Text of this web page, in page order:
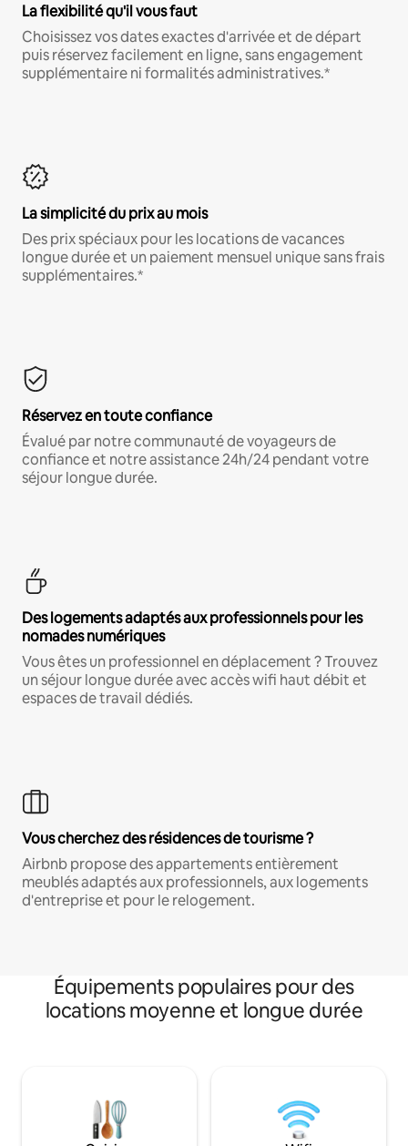
La flexibilité qu'il vous faut
Choisissez vos dates exactes d'arrivée et de départ
puis réservez facilement en ligne, sans engagement
supplémentaire ni formalités administratives.*
La simplicité du prix au mois
Des prix spéciaux pour les locations de vacances
longue durée et un paiement mensuel unique sans frais
supplémentaires.*
Réservez en toute confiance
Évalué par notre communauté de voyageurs de
confiance et notre assistance 24h/24 pendant votre
séjour longue durée.
Des logements adaptés aux professionnels pour les
nomades numériques
Vous êtes un professionnel en déplacement ? Trouvez
un séjour longue durée avec accès wifi haut débit et
espaces de travail dédiés.
Vous cherchez des résidences de tourisme ?
Airbnb propose des appartements entièrement
meublés adaptés aux professionnels, aux logements
d'entreprise et pour le relogement.
Équipements populaires pour des
locations moyenne et longue durée